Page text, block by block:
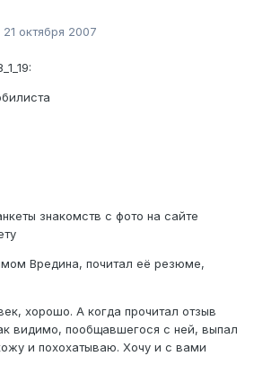
21 октября 2007
знакомств с фото на сайте
Вредина, почитал её резюме,
хорошо. А когда прочитал отзыв
видимо, пообщавшегося с ней, выпал
и похохатываю. Хочу и с вами